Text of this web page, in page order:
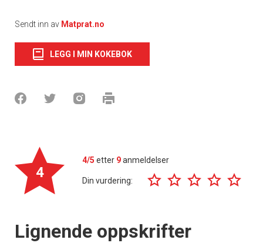
Sendt inn av Matprat.no
LEGG I MIN KOKEBOK
4
4/5 etter 9anmeldelser
Din vurdering:
Lignende oppskrifter